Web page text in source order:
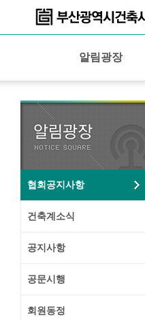
알림광장
협회공지사항
건축계소식
공지사항
공문시행
회원동정